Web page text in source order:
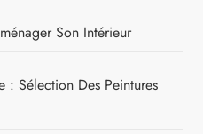
Son Intérieur
: Sélection Des Peintures